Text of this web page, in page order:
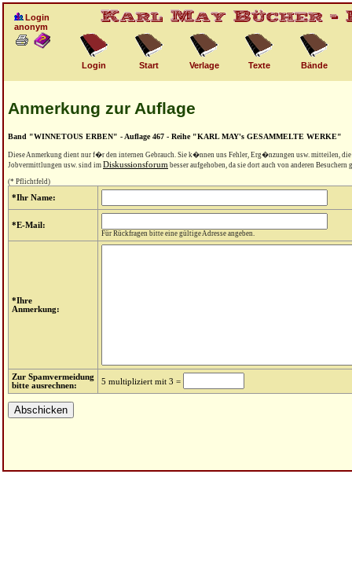
Login
anonym
Login Start Verlage Texte Bände
Anmerkung zur Auflage
Band "WINNETOUS ERBEN" - Auflage 467 - Reihe "KARL MAY's GESAMMELTE WERKE"
Diese Anmerkung dient nur f�r den internen Gebrauch. Sie k�nnen uns Fehler, Erg�nzungen usw. mitteilen,
Jobvermittlungen usw. sind im Diskussionsforum besser aufgehoben, da sie dort auch von anderen
(* Pflichtfeld)
*Ihr Name:
*E-Mail:
Für Rückfragen bitte eine gültige Adresse angeben.
*Ihre
Anmerkung:
Zur Spamvermeidung
bitte ausrechnen:
5 multipliziert mit 3 =